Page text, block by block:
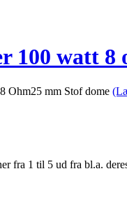
100 watt 8
Ohm25 mm Stof dome
fra 1 til 5 ud fra bl.a.